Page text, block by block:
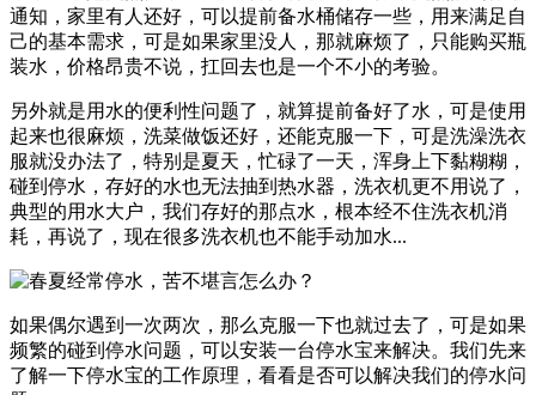
通知，家里有人还好，可以提前备水桶储存一些，用来满足自
己的基本需求，可是如果家里没人，那就麻烦了，只能购买瓶
装水，价格昂贵不说，扛回去也是一个不小的考验。
另外就是用水的便利性问题了，就算提前备好了水，可是使用
起来也很麻烦，洗菜做饭还好，还能克服一下，可是洗澡洗衣
服就没办法了，特别是夏天，忙碌了一天，浑身上下黏糊糊，
碰到停水，存好的水也无法抽到热水器，洗衣机更不用说了，
典型的用水大户，我们存好的那点水，根本经不住洗衣机消
耗，再说了，现在很多洗衣机也不能手动加水...
如果偶尔遇到一次两次，那么克服一下也就过去了，可是如果
频繁的碰到停水问题，可以安装一台停水宝来解决。我们先来
了解一下停水宝的工作原理，看看是否可以解决我们的停水问